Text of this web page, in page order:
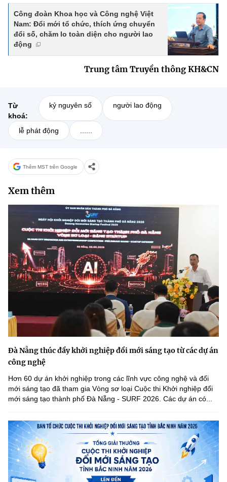
Công đoàn Khoa học và Công nghệ Việt
Nam: Đổi mới tổ chức, thích ứng chuyển
đổi số, chăm lo toàn diện cho người lao
động
Trung tâm Truyền thông KH&CN
Từ
khoá:
kỷ nguyên số người lao động
lễ phát động
Thêm MST trên Google
Xem thêm
Đà Nẵng thúc đẩy khởi nghiệp đổi mới sáng tạo từ các dự án
công nghệ
Hơn 60 dự án khởi nghiệp trong các lĩnh vực công nghệ và đổi
mới sáng tạo đã tham gia Vòng sơ loại Cuộc thi Khởi nghiệp đổi
mới sáng tạo thành phố Đà Nẵng - SURF 2026. Các dự án có...